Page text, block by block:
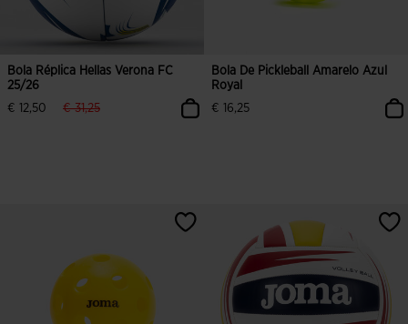
Bola Réplica Hellas Verona FC
25/26
€ 12,50
label.price.reduced.from
€ 31,25label.price.to
4$7 em 5 avaliação de clientes
Bola De Pickleball Amarelo Azul
Royal
€ 16,25
4$2 em 5 avaliação de clientes